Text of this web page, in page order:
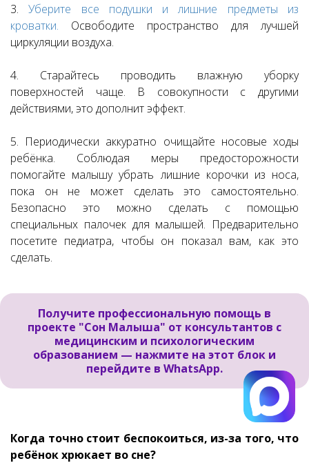
3.Уберите все подушки и лишние предметы из
кроватки. Освободите пространство для лучшей
циркуляции воздуха.
4. Старайтесь проводить влажную уборку
поверхностей чаще. В совокупности с другими
действиями, это дополнит эффект.
5. Периодически аккуратно очищайте носовые ходы
ребёнка. Соблюдая меры предосторожности
помогайте малышу убрать лишние корочки из носа,
пока он не может сделать это самостоятельно.
Безопасно это можно сделать с помощью
специальных палочек для малышей. Предварительно
посетите педиатра, чтобы он показал вам, как это
сделать.
Получите профессиональную помощь в
проекте "Сон Малыша" от консультантов с
медицинским и психологическим
образованием — нажмите на этот блок и
перейдите в WhatsApp.
Когда точно стоит беспокоиться, из-за того, что
ребёнок хрюкает во сне?